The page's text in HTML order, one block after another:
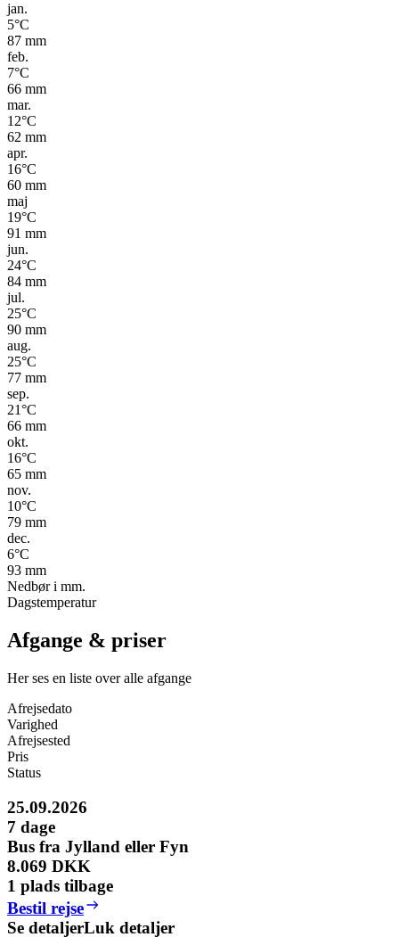
jan.
5°C
87 mm
feb.
7°C
66 mm
mar.
12°C
62 mm
apr.
16°C
60 mm
maj
19°C
91 mm
jun.
24°C
84 mm
jul.
25°C
90 mm
aug.
25°C
77 mm
sep.
21°C
66 mm
okt.
16°C
65 mm
nov.
10°C
79 mm
dec.
6°C
93 mm
Nedbør i mm.
Dagstemperatur
Afgange & priser
Her ses en liste over alle afgange
Afrejsedato
Varighed
Afrejsested
Pris
Status
25.09.2026
7 dage
Bus fra Jylland eller Fyn
8.069 DKK
1 plads tilbage
Bestil rejse
Se detaljerLuk detaljer